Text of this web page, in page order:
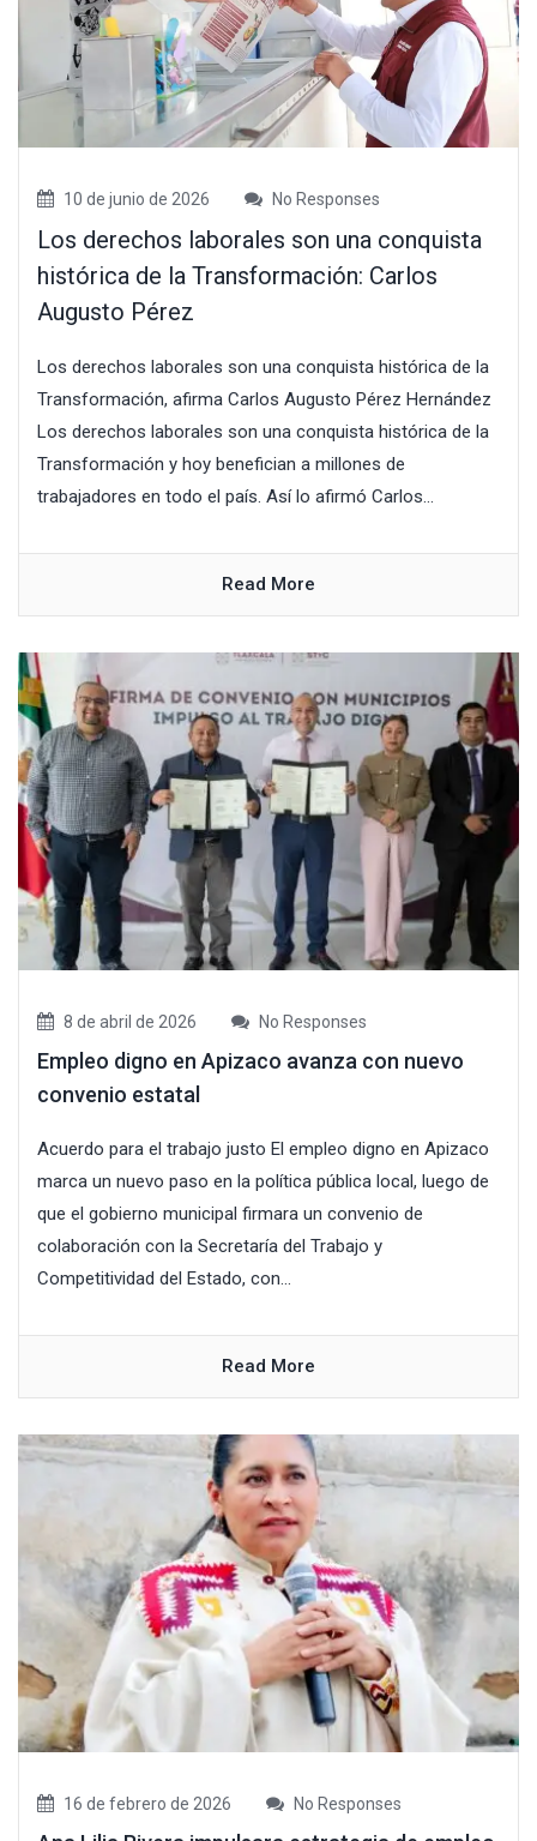
10 de junio de 2026 No Responses
Los derechos laborales son una conquista
histórica de la Transformación: Carlos
Augusto Pérez
Los derechos laborales son una conquista histórica de la
Transformación, afirma Carlos Augusto Pérez Hernández
Los derechos laborales son una conquista histórica de la
Transformación y hoy benefician a millones de
trabajadores en todo el país. Así lo afirmó Carlos...
Read More
8 de abril de 2026 No Responses
Empleo digno en Apizaco avanza con nuevo
convenio estatal
Acuerdo para el trabajo justo El empleo digno en Apizaco
marca un nuevo paso en la política pública local, luego de
que el gobierno municipal firmara un convenio de
colaboración con la Secretaría del Trabajo y
Competitividad del Estado, con...
Read More
16 de febrero de 2026 No Responses